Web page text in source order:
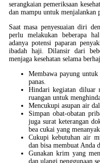
serangkaian pemeriksaan
dan mampu untuk menjalankan
Saat masa penyesuaian diri
perlu melakukan beberapa
adanya potensi paparan
ibadah haji. Dilansir dari
menjaga kesehatan selama
Membawa payung
panas.
Hindari kegiatan diluar
ruangan untuk
Mencukupi asupan air
Simpan obat-obatan
juga surat keterangan
bea cukai yang
Cukupi kebutuhan air
dan bisa membuat Anda
Gunakan krim yang
dan ulangi penggunaan